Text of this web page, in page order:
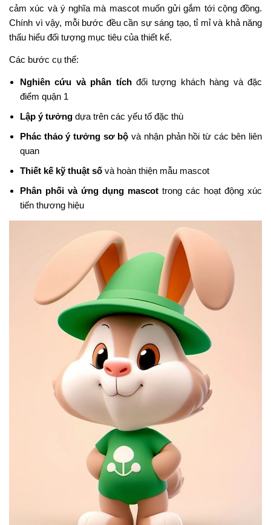
cảm xúc và ý nghĩa mà mascot muốn gửi gắm tới cộng đồng.
Chính vì vậy, mỗi bước đều cần sự sáng tạo, tỉ mỉ và khả năng
thấu hiểu đối tượng mục tiêu của thiết kế.
Các bước cụ thể:
Nghiên cứu và phân tíchđối tượng khách hàng và đặc
điểm quận 1
Lập ý tưởng dựa trên các yếu tố đặc thù
Phác thảo ý tưởng sơ bộ và nhận phản hồi từ các bên liên
quan
Thiết kế kỹ thuật số và hoàn thiện mẫu mascot
Phân phối và ứng dụng mascot trong các hoạt động xúc
tiến thương hiệu